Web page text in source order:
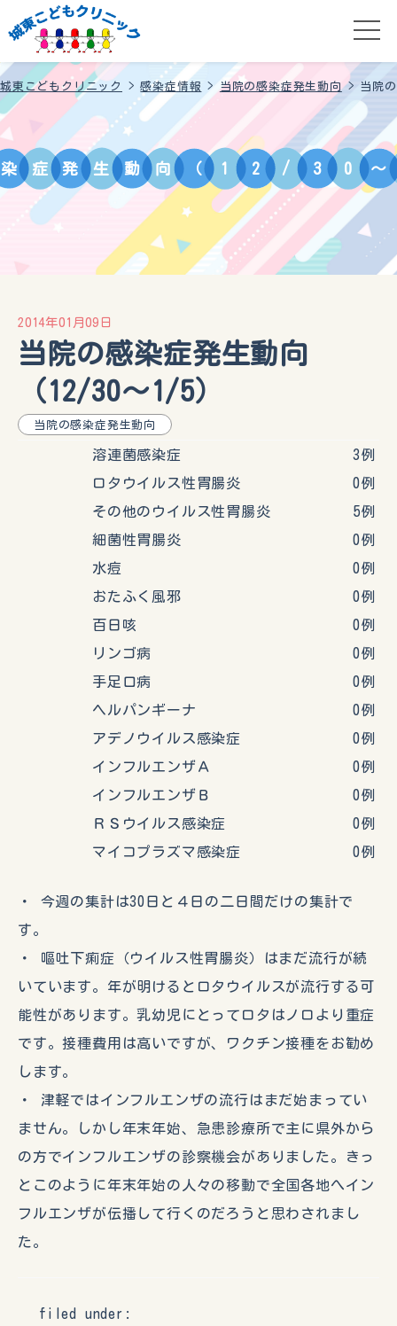
城東こどもクリニック >感染症情報 > 当院の感染症発生動向> 当院
染 症 発 生 動 向 （ 1 2 / 3 0 ～
2014年01月09日
当院の感染症発生動向
（12/30～1/5）
当院の感染症発生動向
溶連菌感染症 3例
ロタウイルス性胃腸炎 0例
その他のウイルス性胃腸炎 5例
細菌性胃腸炎 0例
水痘 0例
おたふく風邪 0例
百日咳 0例
リンゴ病 0例
手足口病 0例
ヘルパンギーナ 0例
アデノウイルス感染症 0例
インフルエンザＡ 0例
インフルエンザＢ 0例
ＲＳウイルス感染症 0例
マイコプラズマ感染症 0例
・ 今週の集計は30日と４日の二日間だけの集計で
す。
・ 嘔吐下痢症（ウイルス性胃腸炎）はまだ流行が続
いています。年が明けるとロタウイルスが流行する可
能性があります。乳幼児にとってロタはノロより重症
です。接種費用は高いですが、ワクチン接種をお勧め
します。
・ 津軽ではインフルエンザの流行はまだ始まってい
ません。しかし年末年始、急患診療所で主に県外から
の方でインフルエンザの診察機会がありました。きっ
とこのように年末年始の人々の移動で全国各地へイン
フルエンザが伝播して行くのだろうと思わされまし
た。
filed under: